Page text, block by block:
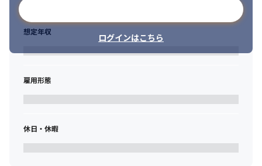
■ この仕事の面白み、魅力
・クライアント先のメンバーはもちろん、当社のエンジニアやデ
ザイナーのメンバーと密にコミュニケーションを取りながら業務
を進めるため、幅広い知識を得ることができます
・クリエイティブの企画からアウトプットまで、手を挙げれば一
・課題発見〜ディレクション〜仮説検証〜コンサルティングのス
キルを身につける経験ができます
・多業界、多方面のWebサービスに携わる経験ができます
か、メンバーの一人として組織作りを行う経験を積むことができ
ます
ログインはこちら
想定年収
雇用形態
休日・休暇